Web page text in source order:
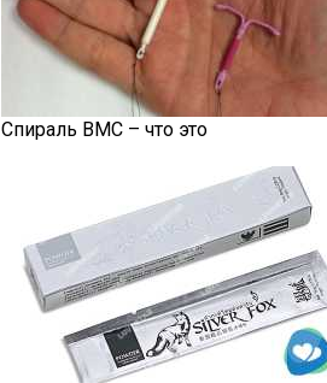
Спираль ВМС – что это